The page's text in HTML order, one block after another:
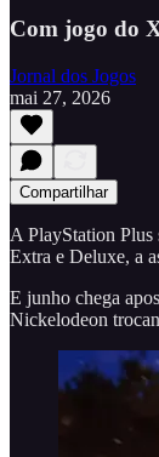
Com jogo do
Jornal dos Jogos
mai 27, 2026
Compartilhar
A PlayStation Plus
Extra e Deluxe, a
E junho chega
Nickelodeon